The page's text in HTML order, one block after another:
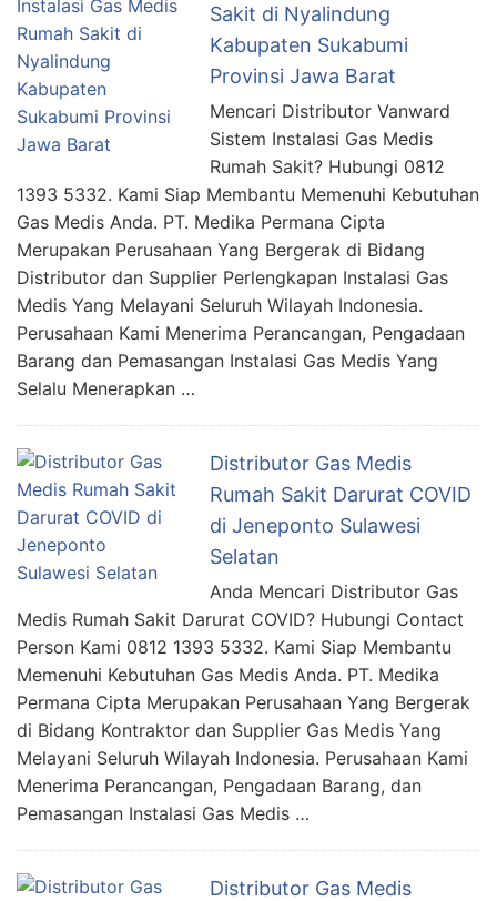
Sakit di Nyalindung
Kabupaten Sukabumi
Provinsi Jawa Barat
Mencari Distributor Vanward
Sistem Instalasi Gas Medis
Rumah Sakit? Hubungi 0812
1393 5332. Kami Siap Membantu Memenuhi Kebutuhan
Gas Medis Anda. PT. Medika Permana Cipta
Merupakan Perusahaan Yang Bergerak di Bidang
Distributor dan Supplier Perlengkapan Instalasi Gas
Medis Yang Melayani Seluruh Wilayah Indonesia.
Perusahaan Kami Menerima Perancangan, Pengadaan
Barang dan Pemasangan Instalasi Gas Medis Yang
Selalu Menerapkan …
Distributor Gas Medis
Rumah Sakit Darurat COVID
di Jeneponto Sulawesi
Selatan
Anda Mencari Distributor Gas
Medis Rumah Sakit Darurat COVID? Hubungi Contact
Person Kami 0812 1393 5332. Kami Siap Membantu
Memenuhi Kebutuhan Gas Medis Anda. PT. Medika
Permana Cipta Merupakan Perusahaan Yang Bergerak
di Bidang Kontraktor dan Supplier Gas Medis Yang
Melayani Seluruh Wilayah Indonesia. Perusahaan Kami
Menerima Perancangan, Pengadaan Barang, dan
Pemasangan Instalasi Gas Medis …
Distributor Gas Medis